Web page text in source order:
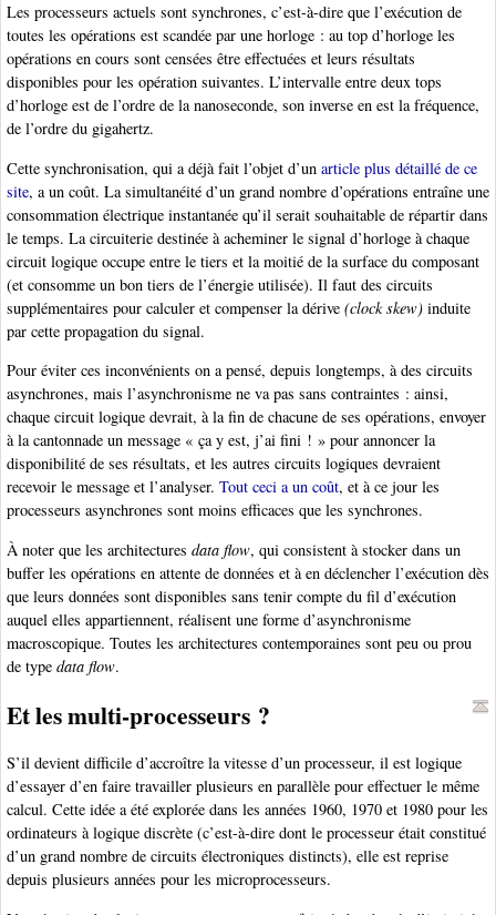
Les processeurs actuels sont synchrones, c’est-à-dire que l’exécution de
toutes les opérations est scandée par une horloge : au top d’horloge les
opérations en cours sont censées être effectuées et leurs résultats
disponibles pour les opération suivantes. L’intervalle entre deux tops
d’horloge est de l’ordre de la nanoseconde, son inverse en est la fréquence,
de l’ordre du gigahertz.
Cette synchronisation, qui a déjà fait l’objet d’un article plus détaillé de ce
site, a un coût. La simultanéité d’un grand nombre d’opérations entraîne une
consommation électrique instantanée qu’il serait souhaitable de répartir dans
le temps. La circuiterie destinée à acheminer le signal d’horloge à chaque
circuit logique occupe entre le tiers et la moitié de la surface du composant
(et consomme un bon tiers de l’énergie utilisée). Il faut des circuits
supplémentaires pour calculer et compenser la dérive (clock skew) induite
par cette propagation du signal.
Pour éviter ces inconvénients on a pensé, depuis longtemps, à des circuits
asynchrones, mais l’asynchronisme ne va pas sans contraintes : ainsi,
chaque circuit logique devrait, à la fin de chacune de ses opérations, envoyer
à la cantonnade un message « ça y est, j’ai fini ! » pour annoncer la
disponibilité de ses résultats, et les autres circuits logiques devraient
recevoir le message et l’analyser. Tout ceci a un coût, et à ce jour les
processeurs asynchrones sont moins efficaces que les synchrones.
À noter que les architectures data flow, qui consistent à stocker dans un
buffer les opérations en attente de données et à en déclencher l’exécution dès
que leurs données sont disponibles sans tenir compte du fil d’exécution
auquel elles appartiennent, réalisent une forme d’asynchronisme
macroscopique. Toutes les architectures contemporaines sont peu ou prou
de type data flow.
Et les multi-processeurs ?
S’il devient difficile d’accroître la vitesse d’un processeur, il est logique
d’essayer d’en faire travailler plusieurs en parallèle pour effectuer le même
calcul. Cette idée a été explorée dans les années 1960, 1970 et 1980 pour les
ordinateurs à logique discrète (c’est-à-dire dont le processeur était constitué
d’un grand nombre de circuits électroniques distincts), elle est reprise
depuis plusieurs années pour les microprocesseurs.